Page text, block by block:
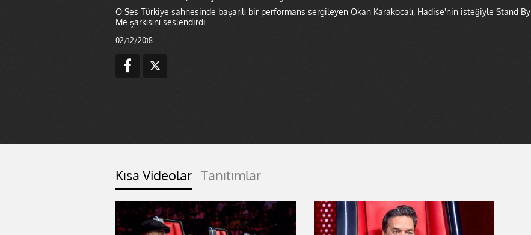
O Ses Türkiye sahnesinde başarılı bir performans sergileyen Okan Karakocalı, Hadise'nin isteğiyle Stand By
Me şarkısını seslendirdi.
02/12/2018
Kısa Videolar Tanıtımlar